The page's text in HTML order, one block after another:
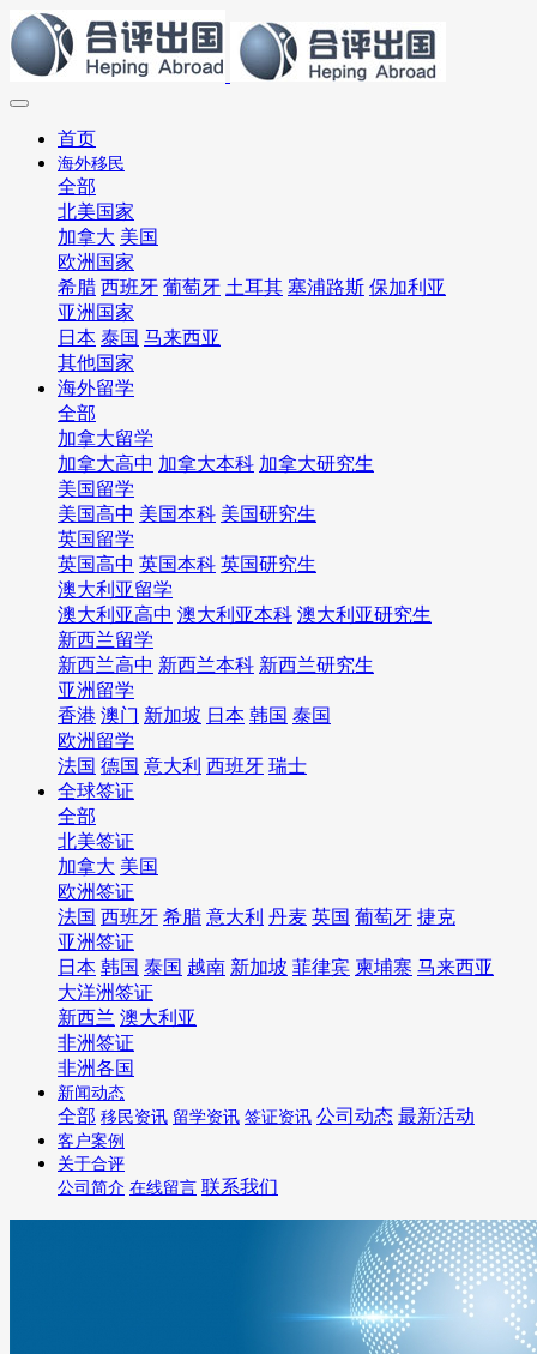
首页
海外移民
全部
北美国家
加拿大 美国
欧洲国家
希腊 西班牙 葡萄牙 土耳其 塞浦路斯 保加利亚
亚洲国家
日本 泰国 马来西亚
其他国家
海外留学
全部
加拿大留学
加拿大高中 加拿大本科 加拿大研究生
美国留学
美国高中 美国本科 美国研究生
英国留学
英国高中 英国本科 英国研究生
澳大利亚留学
澳大利亚高中 澳大利亚本科 澳大利亚研究生
新西兰留学
新西兰高中 新西兰本科 新西兰研究生
亚洲留学
香港 澳门 新加坡 日本 韩国 泰国
欧洲留学
法国 德国 意大利 西班牙 瑞士
全球签证
全部
北美签证
加拿大 美国
欧洲签证
法国 西班牙 希腊 意大利 丹麦 英国 葡萄牙 捷克
亚洲签证
日本 韩国 泰国 越南 新加坡 菲律宾 柬埔寨 马来西亚
大洋洲签证
新西兰 澳大利亚
非洲签证
非洲各国
新闻动态
全部 移民资讯 留学资讯 签证资讯 公司动态 最新活动
客户案例
关于合评
公司简介 在线留言 联系我们